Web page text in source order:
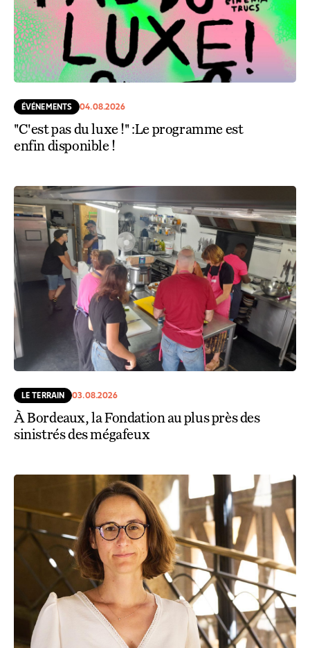
ÉVÉNEMENTS 04.08.2026
"C'est pas du luxe !" :Le programme est
enfin disponible !
LE TERRAIN 03.08.2026
À Bordeaux, la Fondation au plus près des
sinistrés des mégafeux